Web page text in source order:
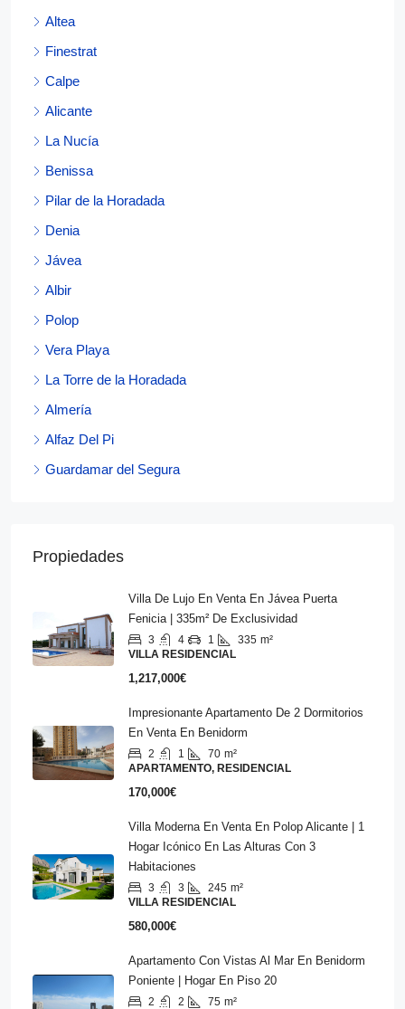
Altea
Finestrat
Calpe
Alicante
La Nucía
Benissa
Pilar de la Horadada
Denia
Jávea
Albir
Polop
Vera Playa
La Torre de la Horadada
Almería
Alfaz Del Pi
Guardamar del Segura
Propiedades
Villa De Lujo En Venta En Jávea Puerta
Fenicia | 335m² De Exclusividad
3 4 1 335 m²
VILLA RESIDENCIAL
1,217,000€
Impresionante Apartamento De 2 Dormitorios
En Venta En Benidorm
2 1 70 m²
APARTAMENTO, RESIDENCIAL
170,000€
Villa Moderna En Venta En Polop Alicante | 1
Hogar Icónico En Las Alturas Con 3
Habitaciones
3 3 245 m²
VILLA RESIDENCIAL
580,000€
Apartamento Con Vistas Al Mar En Benidorm
Poniente | Hogar En Piso 20
2 2 75 m²